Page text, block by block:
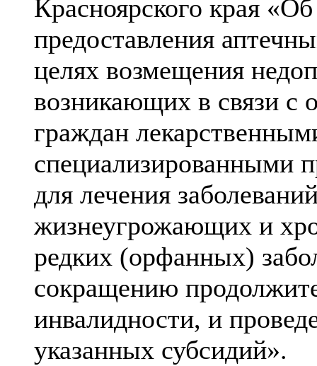
Красноярского края
предоставления
целях возмещения
возникающих в связи с
граждан
специализированными
для лечения
жизнеугрожающих и
редких (орфанных)
сокращению
инвалидности, и
указанных субсидий».